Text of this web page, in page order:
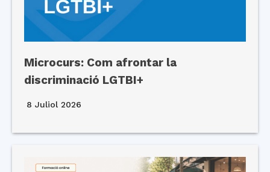
Microcurs: Com afrontar la
discriminació LGTBI+
8 Juliol 2026